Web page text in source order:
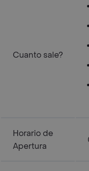
Cuanto sale?
Horario de
Apertura